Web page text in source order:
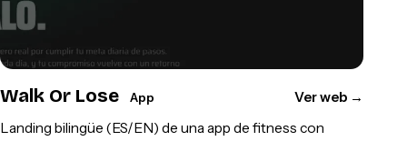
Walk Or Lose App Ver web →
Landing bilingüe (ES/EN) de una app de fitness con